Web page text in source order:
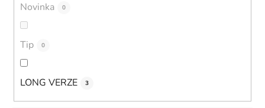
Novinka 0
Tip 0
LONG VERZE 3